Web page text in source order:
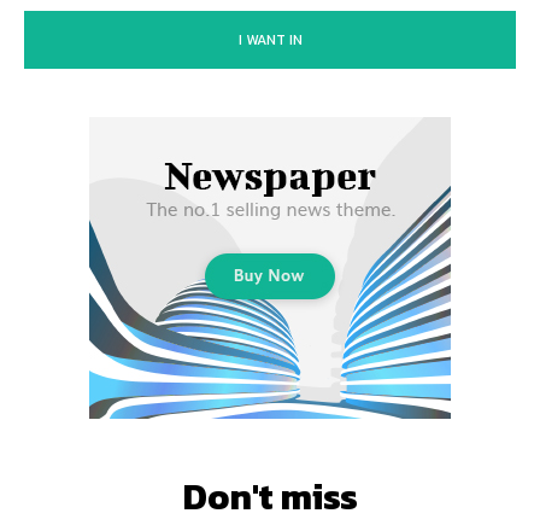
I WANT IN
Don't miss